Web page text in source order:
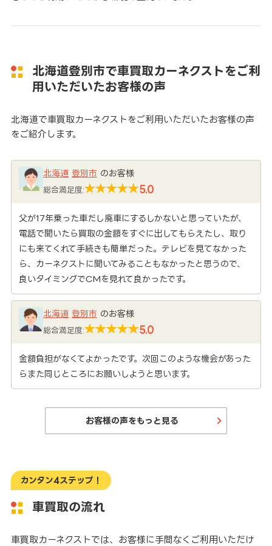
北海道登別市で車買取カーネクストをご利
用いただいたお客様の声
北海道で車買取カーネクストをご利用いただいたお客様の声
をご紹介します。
北海道 登別市 のお客様
総合満足度: 5.0
父が17年乗った車だし廃車にするしかないと思っていたが、
電話で聞いたら買取の金額をすぐに出してもらえたし、取り
にも来てくれて手続きも簡単だった。テレビを見てなかった
ら、カーネクストに聞いてみることもなかったと思うので、
良いタイミングでCMを見れて良かったです。
北海道 登別市 のお客様
総合満足度: 5.0
金額負担がなくてよかったです。次回このような機会があった
らまた同じところにお願いしようと思います。
お客様の声をもっと見る
カンタン4ステップ！
車買取の流れ
車買取カーネクストでは、お客様に手間なくご利用いただけ